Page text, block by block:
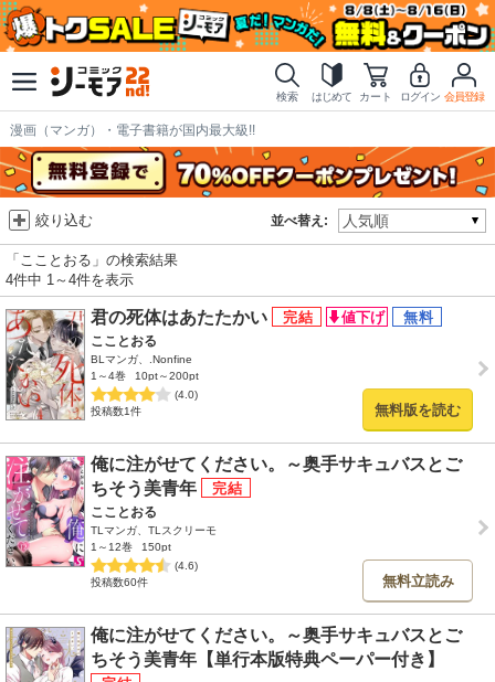
検索 はじめて カート ログイン 会員登録
漫画（マンガ）・電子書籍が国内最大級!!
並べ替え:
絞り込む
「こことおる」の検索結果
4件中 1～4件を表示
君の死体はあたたかい
こことおる
BLマンガ、.Nonfine
1～4巻
10pt～200pt
(4.0)
投稿数1件
無料版を読む
俺に注がせてください。～奥手サキュバスとご
ちそう美青年
こことおる
TLマンガ、TLスクリーモ
1～12巻
150pt
(4.6)
投稿数60件
無料立読み
俺に注がせてください。～奥手サキュバスとご
ちそう美青年【単行本版特典ペーパー付き】